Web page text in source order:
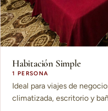
Habitación Simple
1 PERSONA
Ideal para viajes de
climatizada, escritorio y